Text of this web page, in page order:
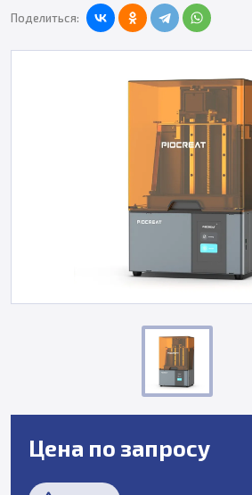
Поделиться:
Цена по запросу